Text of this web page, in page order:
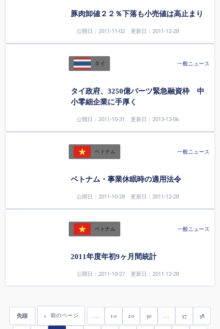
豚肉卸値２２％下落も小売値は高止まり
公開日：2011-11-02 更新日：2011-12-28
タイ 一般ニュース
タイ政府、3250億バーツ緊急融資枠 中
小零細企業に手厚く
公開日：2011-10-31 更新日：2013-12-06
ベトナム 一般ニュース
ベトナム・事業休眠時の適用法令
公開日：2011-10-28 更新日：2011-12-28
ベトナム 一般ニュース
2011年度年初9ヶ月間統計
公開日：2011-10-27 更新日：2011-12-28
先頭 前のページ ... 10 20 30 ... 37 38